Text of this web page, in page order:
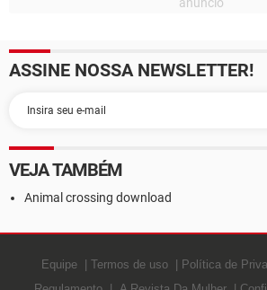
ASSINE NOSSA NEWSLETTER!
VEJA TAMBÉM
Animal crossing download
Equipe Termos de uso Política de